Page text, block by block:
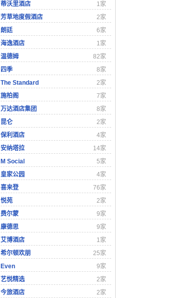
蒂沃里酒店
1家
芳草地度假酒店
2家
朗廷
6家
海逸酒店
1家
温德姆
82家
四季
8家
The Standard
2家
施柏阁
7家
万达酒店集团
8家
昆仑
2家
保利酒店
4家
安纳塔拉
14家
M Social
5家
皇家公园
4家
喜来登
76家
悦苑
2家
费尔蒙
9家
康德思
9家
艾博酒店
1家
希尔顿欢朋
25家
Even
9家
艺悦精选
2家
今旅酒店
2家